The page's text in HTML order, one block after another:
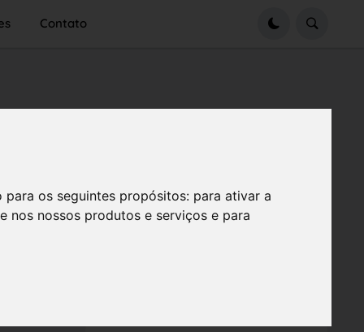
para os seguintes propósitos: para ativar a
nos nossos produtos e serviços e para
Contato